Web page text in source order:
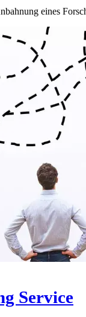
eines
Service